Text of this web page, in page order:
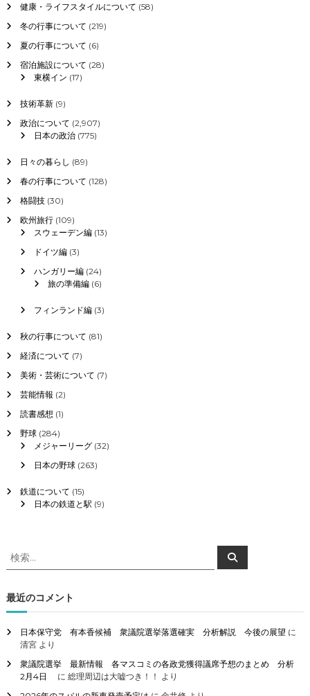
健康・ライフスタイルについて (58)
冬の行事について (219)
夏の行事について (6)
宿泊施設について (28)
東横イン (17)
技術革新(9)
政治について (2,907)
日本の政治(775)
日々の暮らし (89)
春の行事について (128)
格闘技(30)
欧州旅行(109)
スウェーデン編(13)
ドイツ編(3)
ハンガリー編(24)
旅の準備編(6)
フィンランド編(3)
秋の行事について (81)
経済について (7)
美術・芸術について (7)
芸能情報 (2)
読書感想 (1)
野球(284)
メジャーリーグ(32)
日本の野球(263)
鉄道について (15)
日本の鉄道と駅 (9)
検
索
象
:
検
索
最近のコメント
日本保守党 有本香候補 衆議院選挙落選確実 分析解説 今後の展望 に
清宮より
衆議院選挙 最新情報 各マスコミの各政党獲得議席予想のまとめ 分析
2月4日
に 総理周辺は大嘘つき！！ より